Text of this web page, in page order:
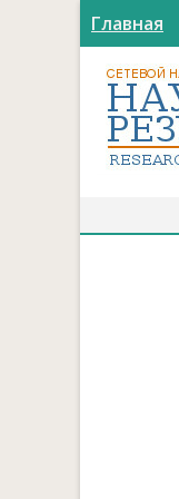
Главная